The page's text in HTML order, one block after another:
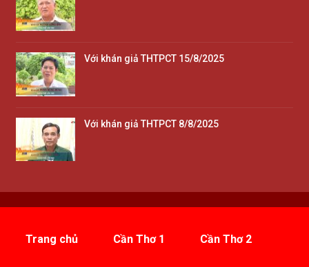
Với khán giả THTPCT 15/8/2025
Với khán giả THTPCT 8/8/2025
Trang chủ Cần Thơ 1 Cần Thơ 2